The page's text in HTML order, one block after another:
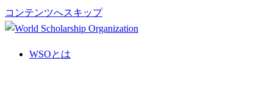
コンテンツへスキップ
WSOとは